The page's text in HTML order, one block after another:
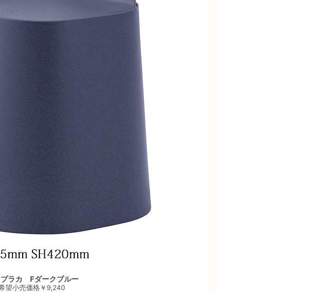
ラカ Fダークブルー
望小売価格￥ 9,240